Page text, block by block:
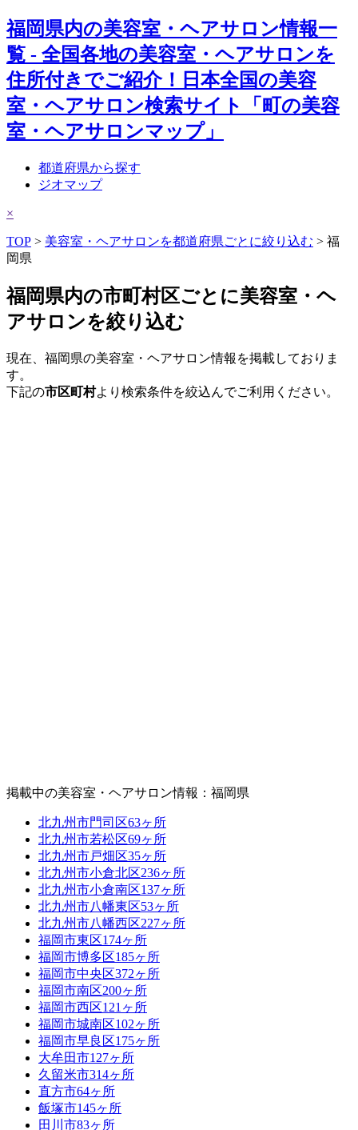
福岡県内の美容室・ヘアサロン情報一
覧 - 全国各地の美容室・ヘアサロンを
住所付きでご紹介！日本全国の美容
室・ヘアサロン検索サイト「町の美容
室・ヘアサロンマップ」
都道府県から探す
ジオマップ
×
TOP > 美容室・ヘアサロンを都道府県ごとに絞り込む > 福
岡県
福岡県内の市町村区ごとに美容室・ヘ
アサロンを絞り込む
現在、福岡県の美容室・ヘアサロン情報を掲載しておりま
す。
下記の市区町村より検索条件を絞込んでご利用ください。
掲載中の美容室・ヘアサロン情報：福岡県
北九州市門司区63ヶ所
北九州市若松区69ヶ所
北九州市戸畑区35ヶ所
北九州市小倉北区236ヶ所
北九州市小倉南区137ヶ所
北九州市八幡東区53ヶ所
北九州市八幡西区227ヶ所
福岡市東区174ヶ所
福岡市博多区185ヶ所
福岡市中央区372ヶ所
福岡市南区200ヶ所
福岡市西区121ヶ所
福岡市城南区102ヶ所
福岡市早良区175ヶ所
大牟田市127ヶ所
久留米市314ヶ所
直方市64ヶ所
飯塚市145ヶ所
田川市83ヶ所